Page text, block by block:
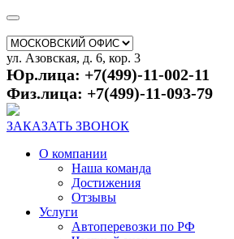
ул. Азовская, д. 6, кор. 3
Юр.лица: +7(499)-11-002-11
Физ.лица: +7(499)-11-093-79
ЗАКАЗАТЬ ЗВОНОК
О компании
Наша команда
Достижения
Отзывы
Услуги
Автоперевозки по РФ